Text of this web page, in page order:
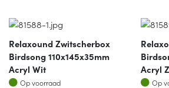
Relaxound Zwitscherbox
Birdsong 110x145x35mm
Acryl Wit
Op voorraad
Op voorraad
Acryl
Op
Op